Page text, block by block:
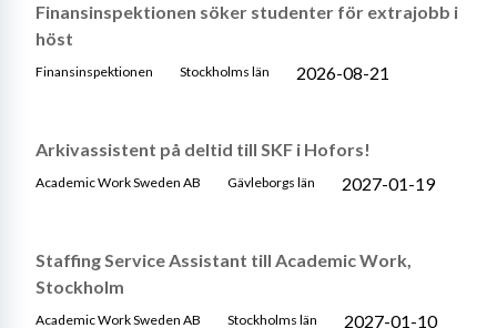
Finansinspektionen söker studenter för extrajobb i
höst
Finansinspektionen Stockholms län 2026-08-21
Arkivassistent på deltid till SKF i Hofors!
Academic Work Sweden AB Gävleborgs län 2027-01-19
Staffing Service Assistant till Academic Work,
Stockholm
Academic Work Sweden AB Stockholms län 2027-01-10